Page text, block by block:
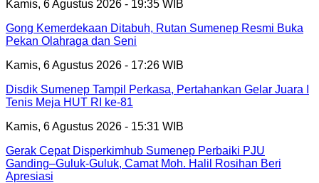
Kamis, 6 Agustus 2026 - 19:35 WIB
Gong Kemerdekaan Ditabuh, Rutan Sumenep Resmi Buka
Pekan Olahraga dan Seni
Kamis, 6 Agustus 2026 - 17:26 WIB
Disdik Sumenep Tampil Perkasa, Pertahankan Gelar Juara I
Tenis Meja HUT RI ke-81
Kamis, 6 Agustus 2026 - 15:31 WIB
Gerak Cepat Disperkimhub Sumenep Perbaiki PJU
Ganding–Guluk-Guluk, Camat Moh. Halil Rosihan Beri
Apresiasi